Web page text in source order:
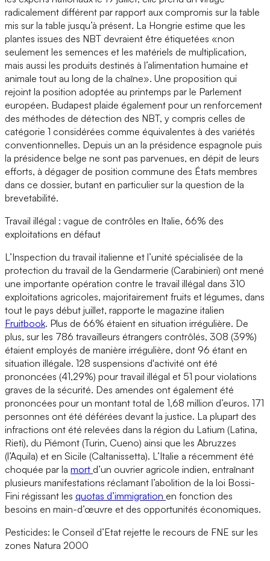
radicalement différent par rapport aux compromis sur la table
mis sur la table jusqu’à présent. La Hongrie estime que les
plantes issues des NBT devraient être étiquetées «non
seulement les semences et les matériels de multiplication,
mais aussi les produits destinés à l’alimentation humaine et
animale tout au long de la chaîne». Une proposition qui
rejoint la position adoptée au printemps par le Parlement
européen. Budapest plaide également pour un renforcement
des méthodes de détection des NBT, y compris celles de
catégorie 1 considérées comme équivalentes à des variétés
conventionnelles. Depuis un an la présidence espagnole puis
la présidence belge ne sont pas parvenues, en dépit de leurs
efforts, à dégager de position commune des États membres
dans ce dossier, butant en particulier sur la question de la
brevetabilité.
Travail illégal : vague de contrôles en Italie, 66% des
exploitations en défaut
L’Inspection du travail italienne et l’unité spécialisée de la
protection du travail de la Gendarmerie (Carabinieri) ont mené
une importante opération contre le travail illégal dans 310
exploitations agricoles, majoritairement fruits et légumes, dans
tout le pays début juillet, rapporte le magazine italien
Fruitbook. Plus de 66% étaient en situation irrégulière. De
plus, sur les 786 travailleurs étrangers contrôlés, 308 (39%)
étaient employés de manière irrégulière, dont 96 étant en
situation illégale. 128 suspensions d'activité ont été
prononcées (41,29%) pour travail illégal et 51 pour violations
graves de la sécurité. Des amendes ont également été
prononcées pour un montant total de 1,68 million d’euros. 171
personnes ont été déférées devant la justice. La plupart des
infractions ont été relevées dans la région du Latium (Latina,
Rieti), du Piémont (Turin, Cueno) ainsi que les Abruzzes
(l’Aquila) et en Sicile (Caltanissetta). L’Italie a récemment été
choquée par la mort d’un ouvrier agricole indien, entraînant
plusieurs manifestations réclamant l’abolition de la loi Bossi-
Fini régissant les quotas d’immigration en fonction des
besoins en main-d’œuvre et des opportunités économiques.
Pesticides: le Conseil d’Etat rejette le recours de FNE sur les
zones Natura 2000